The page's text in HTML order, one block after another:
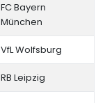
FC Bayern
München
VfL Wolfsburg
RB Leipzig